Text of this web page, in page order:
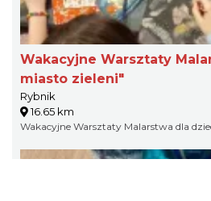
Wakacyjne Warsztaty
miasto zieleni"
Rybnik
16.65 km
Wakacyjne Warsztaty Malarstwa dla